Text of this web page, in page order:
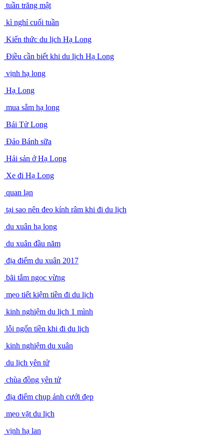
tuần trăng mật
kì nghỉ cuối tuần
Kiến thức du lịch Hạ Long
Điều cần biết khi du lịch Hạ Long
vịnh hạ long
Hạ Long
mua sắm hạ long
Bái Tử Long
Đảo Bánh sữa
Hải sản ở Hạ Long
Xe đi Hạ Long
quan lạn
tại sao nên đeo kính râm khi đi du lịch
du xuân hạ long
du xuân đầu năm
địa điểm du xuân 2017
bãi tắm ngọc vừng
mẹo tiết kiệm tiền đi du lịch
kinh nghiệm du lịch 1 mình
lỗi ngốn tiền khi đi du lịch
kinh nghiệm du xuân
du lịch yên tử
chùa đồng yên tử
địa điểm chụp ảnh cưới đẹp
mẹo vặt du lịch
vịnh hạ lan